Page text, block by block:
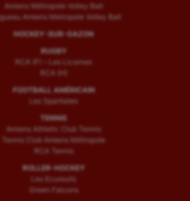
Amiens Métropole Volley Ball
Amiens Metropole Volley Ball
HOCKEY-SUR-GAZON
RUGBY
RCA (F) – Les Licornes
RCA (H)
FOOTBALL AMÉRICAIN
Les Spartiates
TENNIS
Amiens Athletic Club Tennis
Tennis Club Amiens Métropole
RCA Tennis
ROLLER-HOCKEY
Les Ecureuils
Green Falcons